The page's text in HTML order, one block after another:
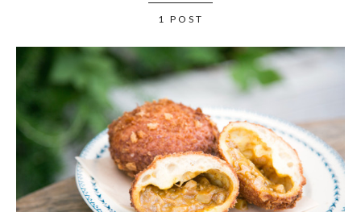
1 POST